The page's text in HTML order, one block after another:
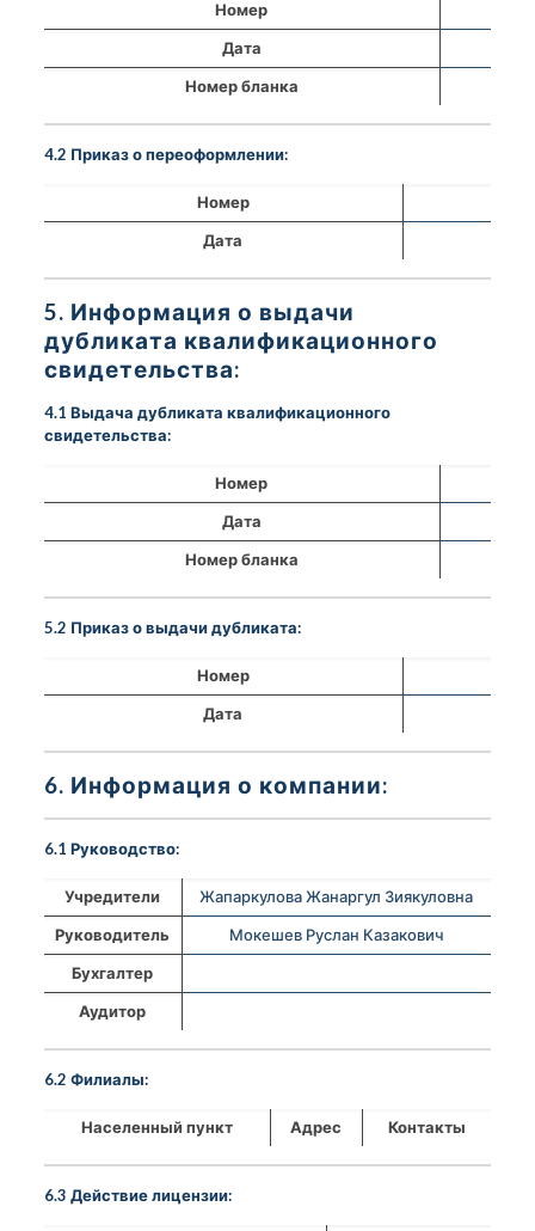
Номер
Дата
Номер бланка
4.2 Приказ о переоформлении:
Номер
Дата
5. Информация о выдачи
дубликата квалификационного
свидетельства:
4.1 Выдача дубликата квалификационного
свидетельства:
Номер
Дата
Номер бланка
5.2 Приказ о выдачи дубликата:
Номер
Дата
6. Информация о компании:
6.1 Руководство:
Учредители
Жапаркулова Жанаргул Зиякуловна
Руководитель
Мокешев Руслан Казакович
Бухгалтер
Аудитор
6.2 Филиалы:
Населенный пункт Адрес Контакты
6.3 Действие лицензии: